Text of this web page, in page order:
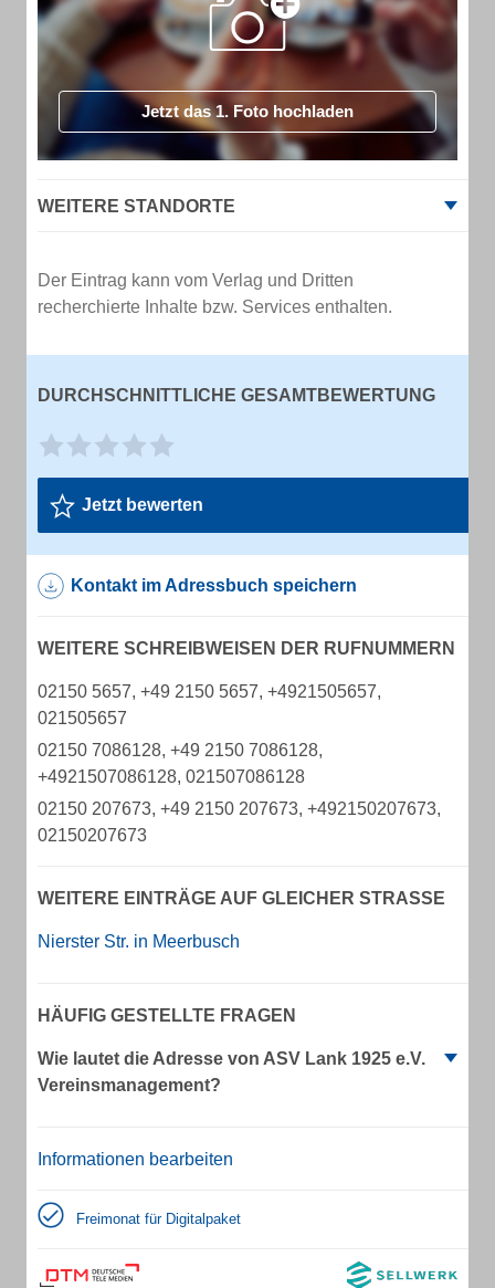
Jetzt das 1. Foto hochladen
WEITERE STANDORTE
Der Eintrag kann vom Verlag und Dritten
recherchierte Inhalte bzw. Services enthalten.
DURCHSCHNITTLICHE GESAMTBEWERTUNG
Jetzt bewerten
Kontakt im Adressbuch speichern
WEITERE SCHREIBWEISEN DER RUFNUMMERN
02150 5657, +49 2150 5657, +4921505657,
021505657
02150 7086128, +49 2150 7086128,
+4921507086128, 021507086128
02150 207673, +49 2150 207673, +492150207673,
02150207673
WEITERE EINTRÄGE AUF GLEICHER STRASSE
Nierster Str. in Meerbusch
HÄUFIG GESTELLTE FRAGEN
Wie lautet die Adresse von ASV Lank 1925 e.V.
Vereinsmanagement?
Informationen bearbeiten
Freimonat für Digitalpaket